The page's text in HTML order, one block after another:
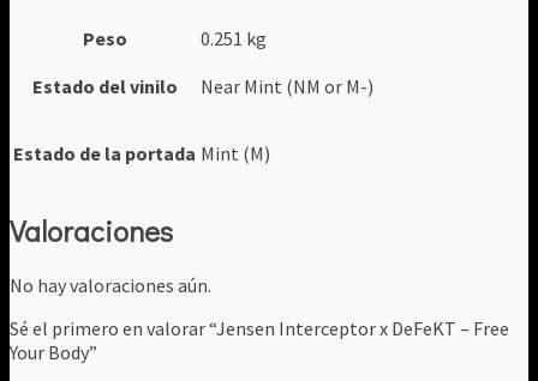
Peso
0.251 kg
Estado del vinilo
Near Mint (NM or M-)
Estado de la portada Mint (M)
Valoraciones
No hay valoraciones aún.
Sé el primero en valorar “Jensen Interceptor x DeFeKT ‎– Free
Your Body”